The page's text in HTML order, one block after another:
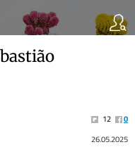
12
0
26.05.2025